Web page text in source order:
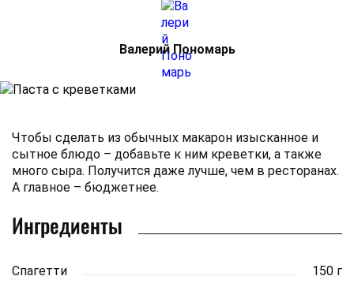
Валерий Пономарь
Чтобы сделать из обычных макарон изысканное и
сытное блюдо – добавьте к ним креветки, а также
много сыра. Получится даже лучше, чем в ресторанах.
А главное – бюджетнее.
Ингредиенты
Спагетти
150 г